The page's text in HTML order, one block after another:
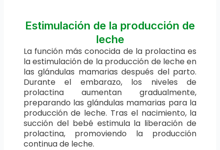
Estimulación de la producción de
leche
La función más conocida de la prolactina es
la estimulación de la producción de leche en
las glándulas mamarias después del parto.
Durante el embarazo, los niveles de
prolactina aumentan gradualmente,
preparando las glándulas mamarias para la
producción de leche. Tras el nacimiento, la
succión del bebé estimula la liberación de
prolactina, promoviendo la producción
continua de leche.